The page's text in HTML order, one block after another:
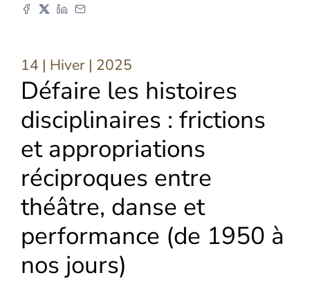
14 | Hiver | 2025
Défaire les histoires
disciplinaires : frictions
et appropriations
réciproques entre
théâtre, danse et
performance (de 1950 à
nos jours)